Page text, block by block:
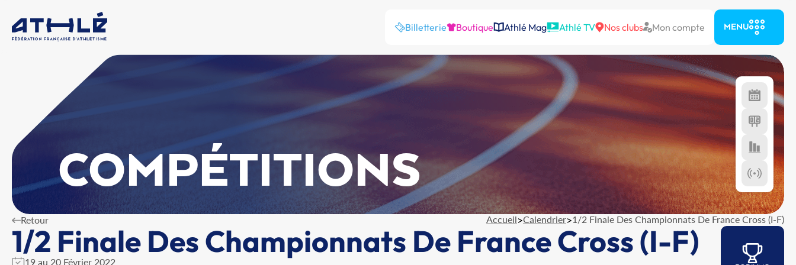
Billetterie Boutique Athlé Mag Athlé TV Nos clubs Mon compte MENU
COMPÉTITIONS
Retour Accueil>Calendrier>1/2 Finale Des Championnats De France Cross (I-F)
1/2 Finale Des Championnats De France Cross (I-F)
19 au 20 Février 2022